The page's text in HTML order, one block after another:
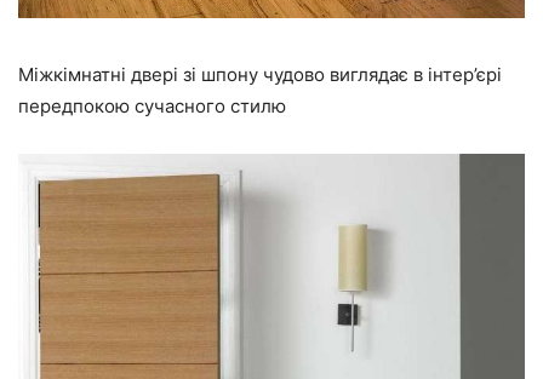
Міжкімнатні двері зі шпону чудово виглядає в інтер’єрі
передпокою сучасного стилю